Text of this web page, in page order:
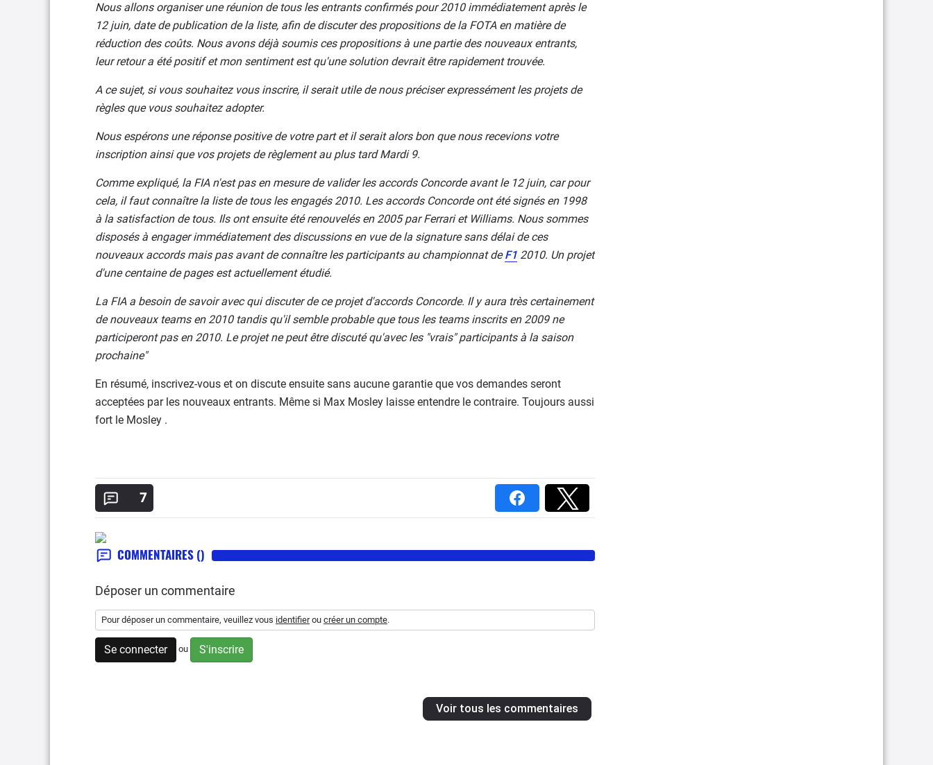
Nous allons organiser une réunion de tous les entrants confirmés pour 2010 immédiatement après le
12 juin, date de publication de la liste, afin de discuter des propositions de la FOTA en matière de
réduction des coûts. Nous avons déjà soumis ces propositions à une partie des nouveaux entrants,
leur retour a été positif et mon sentiment est qu'une solution devrait être rapidement trouvée.
A ce sujet, si vous souhaitez vous inscrire, il serait utile de nous préciser expressément les projets de
règles que vous souhaitez adopter.
Nous espérons une réponse positive de votre part et il serait alors bon que nous recevions votre
inscription ainsi que vos projets de règlement au plus tard Mardi 9.
Comme expliqué, la FIA n'est pas en mesure de valider les accords Concorde avant le 12 juin, car pour
cela, il faut connaître la liste de tous les engagés 2010. Les accords Concorde ont été signés en 1998
à la satisfaction de tous. Ils ont ensuite été renouvelés en 2005 par Ferrari et Williams. Nous sommes
disposés à engager immédiatement des discussions en vue de la signature sans délai de ces
nouveaux accords mais pas avant de connaître les participants au championnat deF1 2010. Un projet
d'une centaine de pages est actuellement étudié.
La FIA a besoin de savoir avec qui discuter de ce projet d'accords Concorde. Il y aura très certainement
de nouveaux teams en 2010 tandis qu'il semble probable que tous les teams inscrits en 2009 ne
participeront pas en 2010. Le projet ne peut être discuté qu'avec les "vrais" participants à la saison
prochaine"
En résumé, inscrivez-vous et on discute ensuite sans aucune garantie que vos demandes seront
acceptées par les nouveaux entrants. Même si Max Mosley laisse entendre le contraire. Toujours aussi
fort le Mosley .
7
COMMENTAIRES ()
Déposer un commentaire
Pour déposer un commentaire, veuillez vous identifierou créer un compte.
Se connecter ou S'inscrire
Voir tous les commentaires